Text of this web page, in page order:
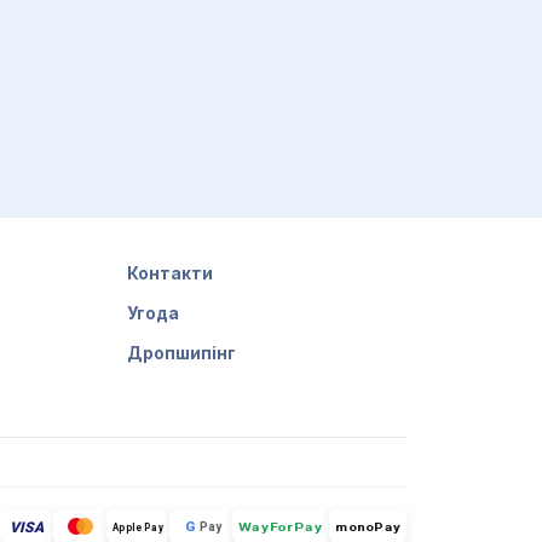
Контакти
Угода
Дропшипінг
VISA Apple Pay G Pay WayForPay monoPay